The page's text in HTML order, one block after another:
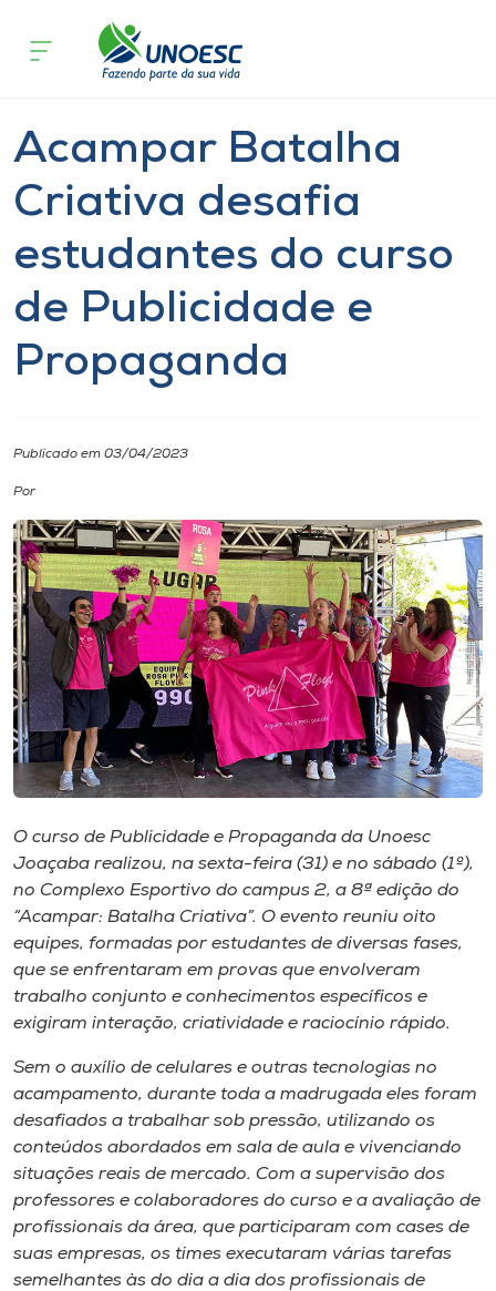
Cursos
Pesquisa
Atendimento ao Estudante
Portal de Ensino
Internacionalização
I.nova
Diplomados
Cultura
CPA
Editora
Rádio
Museu
Unoesc
Store
Selecione
o idioma
Acampar Batalha
Criativa desafia
estudantes do curso
de Publicidade e
Propaganda
Publicado em 03/04/2023
Por
O curso de Publicidade e Propaganda da Unoesc
Joaçaba realizou, na sexta-feira (31) e no sábado (1º),
no Complexo Esportivo do campus 2, a 8ª edição do
“Acampar: Batalha Criativa”. O evento reuniu oito
equipes, formadas por estudantes de diversas fases,
que se enfrentaram em provas que envolveram
trabalho conjunto e conhecimentos específicos e
exigiram interação, criatividade e raciocínio rápido.
Sem o auxílio de celulares e outras tecnologias no
acampamento, durante toda a madrugada eles foram
desafiados a trabalhar sob pressão, utilizando os
conteúdos abordados em sala de aula e vivenciando
situações reais de mercado. Com a supervisão dos
professores e colaboradores do curso e a avaliação de
profissionais da área, que participaram com cases de
suas empresas, os times executaram várias tarefas
semelhantes às do dia a dia dos profissionais de